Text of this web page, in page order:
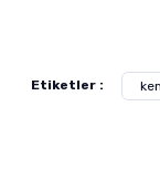
Etiketler :